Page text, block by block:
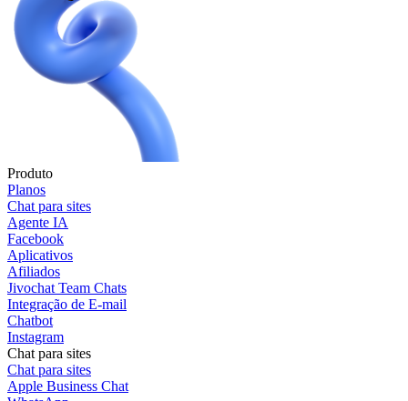
Produto
Planos
Chat para sites
Agente IA
Facebook
Aplicativos
Afiliados
Jivochat Team Chats
Integração de E-mail
Chatbot
Instagram
Chat para sites
Chat para sites
Apple Business Chat